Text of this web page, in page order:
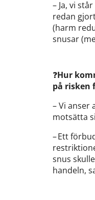
– Ja, vi
redan
(harm
snusar
❓Hur
på risken
– Vi anser
motsätta
– Ett
snus
handeln,